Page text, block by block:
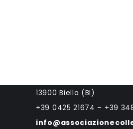
13900 Biella (BI)
+39 0425 21674 – +39